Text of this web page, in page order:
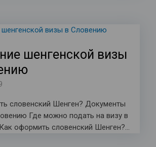
шенгенской визы
словенский Шенген? Документы
Где можно подать на визу в
оформить словенский Шенген?…